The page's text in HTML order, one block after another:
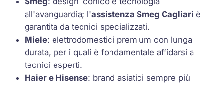
all'avanguardia; l'assistenza Smeg Cagliari è
garantita da tecnici specializzati.
Miele: elettrodomestici premium con lunga
durata, per i quali è fondamentale affidarsi a
tecnici esperti.
Haier e Hisense: brand asiatici sempre più